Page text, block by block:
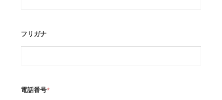
フリガナ
電話番号*